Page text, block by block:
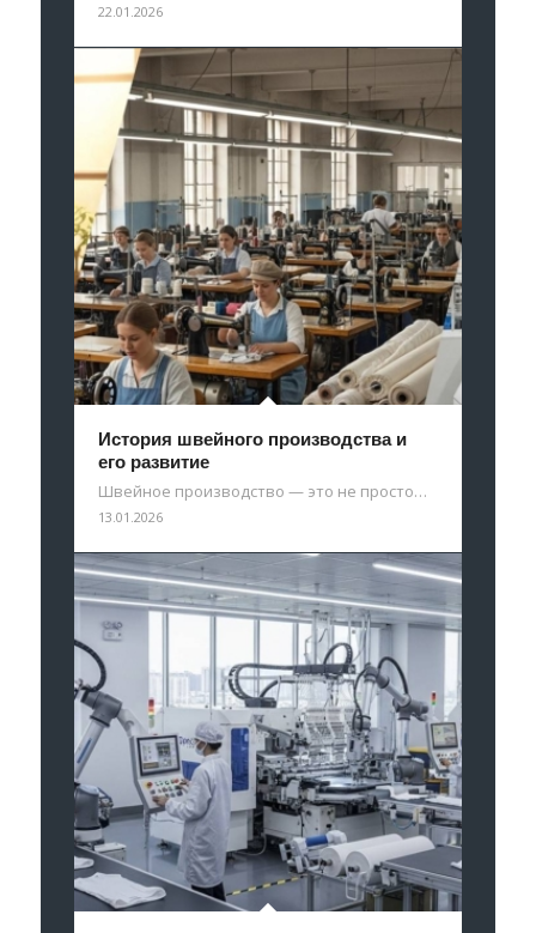
22.01.2026
История швейного производства и
его развитие
Швейное производство — это не просто…
13.01.2026